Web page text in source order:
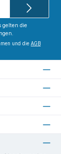
gelten die
.
und dieAGB